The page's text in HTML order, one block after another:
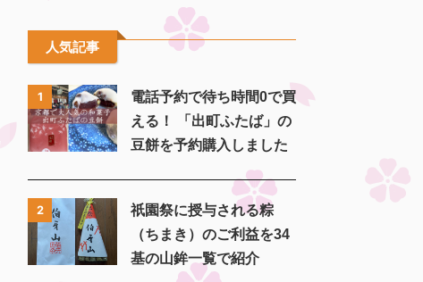
人気記事
1
電話予約で待ち時間0で買
える！ 「出町ふたば」の
豆餅を予約購入しました
2
祇園祭に授与される粽
（ちまき）のご利益を34
基の山鉾一覧で紹介